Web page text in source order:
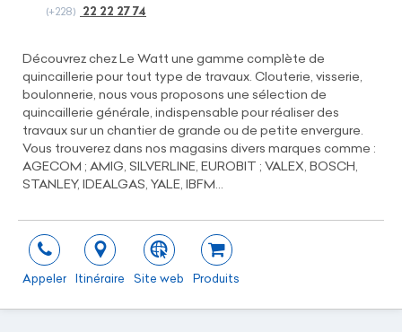
(+228) 22 22 27 74
Découvrez chez Le Watt une gamme complète de
quincaillerie pour tout type de travaux. Clouterie, visserie,
boulonnerie, nous vous proposons une sélection de
quincaillerie générale, indispensable pour réaliser des
travaux sur un chantier de grande ou de petite envergure.
Vous trouverez dans nos magasins divers marques comme :
AGECOM ; AMIG, SILVERLINE, EUROBIT ; VALEX, BOSCH,
STANLEY, IDEALGAS, YALE, IBFM…
Appeler Itinéraire Site web Produits